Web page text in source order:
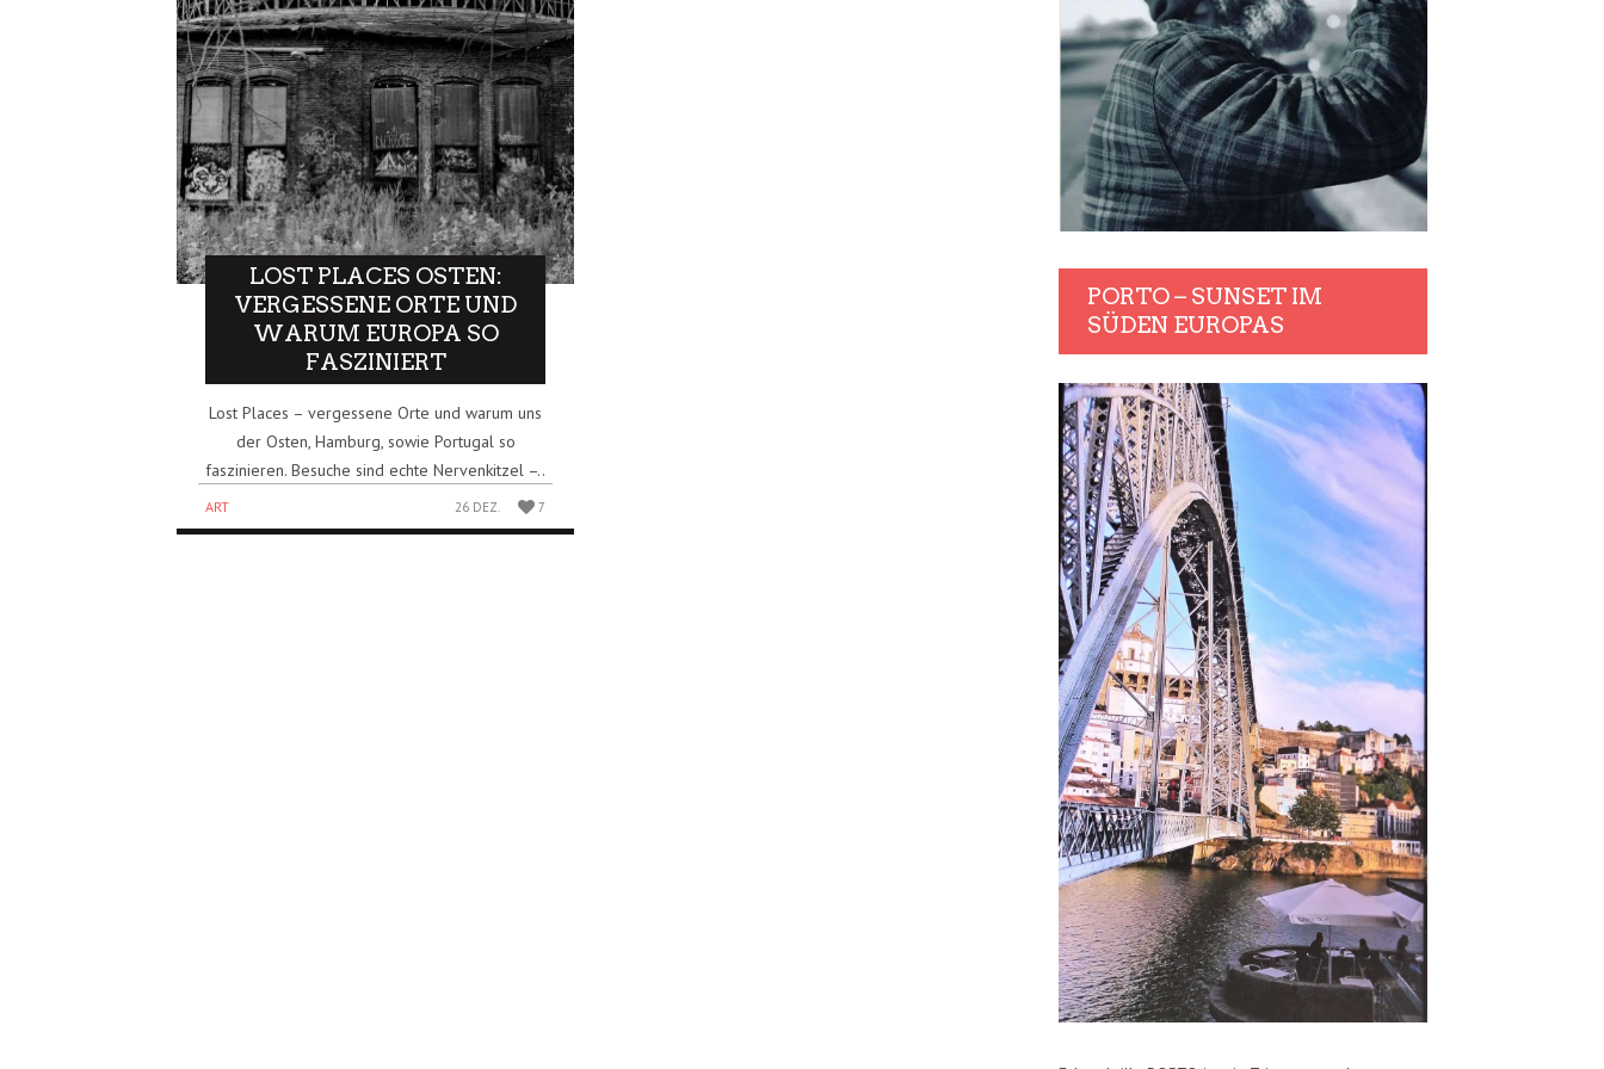
LOST PLACES OSTEN:
VERGESSENE ORTE UND
WARUM EUROPA SO
FASZINIERT
Lost Places – vergessene Orte und warum uns
der Osten, Hamburg, sowie Portugal so
faszinieren. Besuche sind echte Nervenkitzel –..
ART 26 DEZ. 7
PORTO – SUNSET IM
SÜDEN EUROPAS